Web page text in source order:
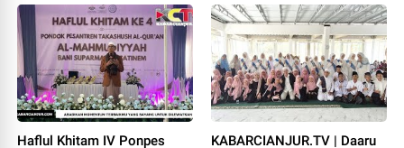
Haflul Khitam IV Ponpes
KABARCIANJUR.TV | Daaru